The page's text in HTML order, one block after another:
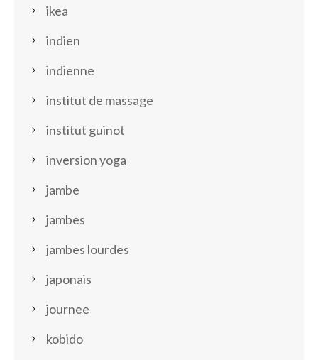
ikea
indien
indienne
institut de massage
institut guinot
inversion yoga
jambe
jambes
jambes lourdes
japonais
journee
kobido